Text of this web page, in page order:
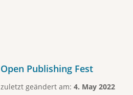
Open Publishing Fest
zuletzt geändert am: 4. May 2022